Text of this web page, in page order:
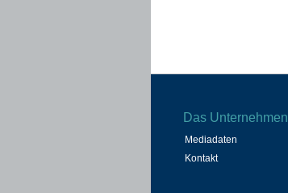
Das Unternehmen
Mediadaten
Kontakt